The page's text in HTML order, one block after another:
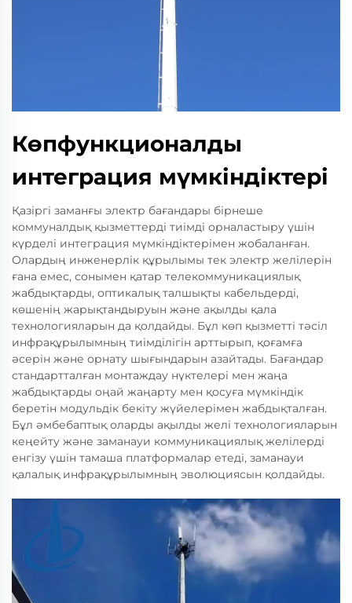
Көпфункционалды
интеграция мүмкіндіктері
Қазіргі заманғы электр бағандары бірнеше
коммуналдық қызметтерді тиімді орналастыру үшін
күрделі интеграция мүмкіндіктерімен жобаланған.
Олардың инженерлік құрылымы тек электр желілерін
ғана емес, сонымен қатар телекоммуникациялық
жабдықтарды, оптикалық талшықты кабельдерді,
көшенің жарықтандыруын және ақылды қала
технологияларын да қолдайды. Бұл көп қызметті тәсіл
инфрақұрылымның тиімділігін арттырып, қоғамға
әсерін және орнату шығындарын азайтады. Бағандар
стандартталған монтаждау нүктелері мен жаңа
жабдықтарды оңай жаңарту мен қосуға мүмкіндік
беретін модульдік бекіту жүйелерімен жабдықталған.
Бұл әмбебаптық оларды ақылды желі технологияларын
кеңейту және заманауи коммуникациялық желілерді
енгізу үшін тамаша платформалар етеді, заманауи
қалалық инфрақұрылымның эволюциясын қолдайды.